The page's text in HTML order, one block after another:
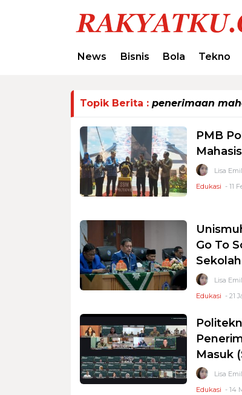
News Bisnis Bola Tekno
Topik Berita : penerimaan
PMB
Lisa
Edukasi - 11
Go To
Sekolah
Lisa
Edukasi - 21
Masuk
Lisa
Edukasi - 14